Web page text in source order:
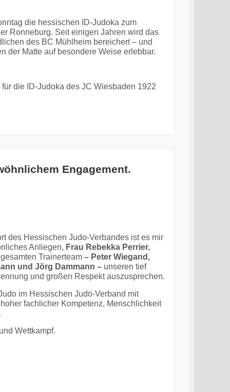
die hessischen ID-Judoka zum
Ronneburg. Seit einigen Jahren wird das
des BC Mühlheim bereichert – und
der Matte auf besondere Weise erlebbar.
die ID-Judoka des JC Wiesbaden 1922
Engagement.
des Hessischen Judo-Verbandes ist es mir
Anliegen, Frau Rebekka Perrier,
Trainerteam– Peter Wiegand,
und Jörg Dammann –unseren tief
und großen Respekt auszusprechen.
im Hessischen Judo-Verband mit
fachlicher Kompetenz, Menschlichkeit
Wettkampf.